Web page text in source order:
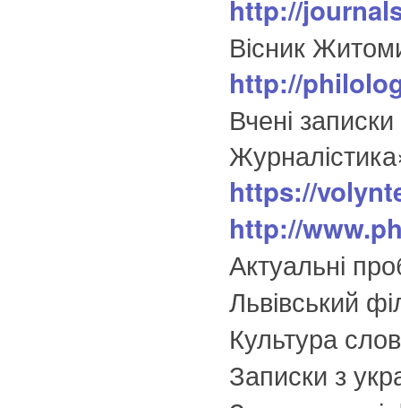
http://
Вісник
http://
Вчені
https://
http://
Актуальні
Львівський
Культура
Записки з